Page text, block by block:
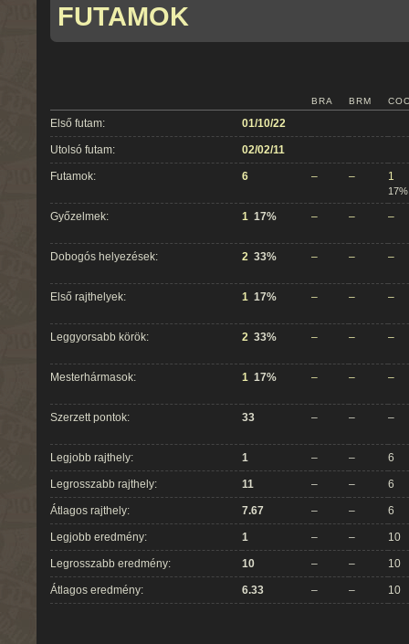
FUTAMOK
BRA BRM
Első futam: 01/10/22
Utolsó futam: 02/02/11
Futamok: 6 – – 1
17%
Győzelmek: 1 17% – – –
Dobogós helyezések: 2 33% – – –
Első rajthelyek: 1 17% – – –
Leggyorsabb körök: 2 33% – – –
Mesterhármasok: 1 17% – – –
Szerzett pontok: 33 – – –
Legjobb rajthely: 1 – – 6
Legrosszabb rajthely: 11 – – 6
Átlagos rajthely: 7.67 – – 6
Legjobb eredmény: 1 – – 10
Legrosszabb eredmény: 10 – – 10
Átlagos eredmény: 6.33 – – 10